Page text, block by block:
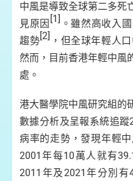
中風是導致全球第二多死
見原因 [1] 。雖然高收入
趨勢[2] ，但全球年輕人
然而，目前香港年輕中風
處。
港大醫學院中風研究組的
數據分析及呈報系統追
病率的走勢，發現年輕
2001年每10萬人就有
2011年及2021年分別有